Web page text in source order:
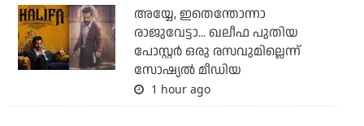
അയ്യേ, ഇതെന്തോന്നാ
രാജുവേട്ടാ... ഖലീഫ പുതിയ
പോസ്റ്റര്‍ ഒരു രസവുമില്ലെന്ന്
സോഷ്യല്‍ മീഡിയ
1 hour ago